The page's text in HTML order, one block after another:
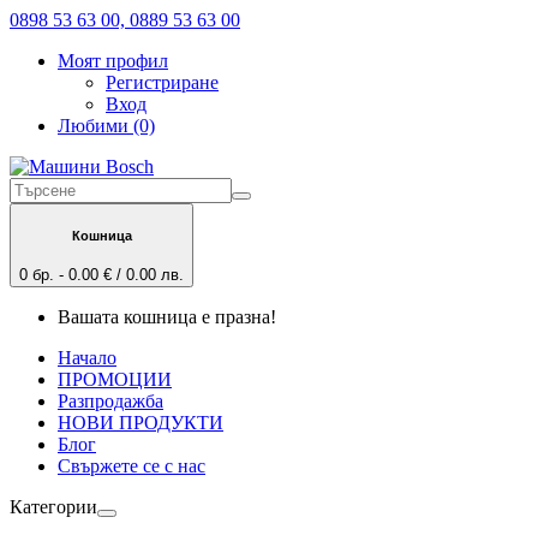
0898 53 63 00, 0889 53 63 00
Моят профил
Регистриране
Вход
Любими (0)
Кошница
0 бр. - 0.00 € / 0.00 лв.
Вашата кошница е празна!
Начало
ПРОМОЦИИ
Разпродажба
НОВИ ПРОДУКТИ
Блог
Свържете се с нас
Категории